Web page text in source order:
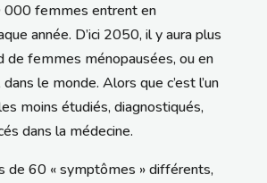
000 femmes entrent en
année. D’ici 2050, il y aura plus
de femmes ménopausées, ou en
le monde. Alors que c’est l’un
moins étudiés, diagnostiqués,
dans la médecine.
de 60 « symptômes » différents,